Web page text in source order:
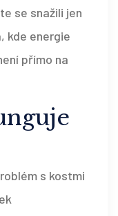
se snažili jen
kde energie
přímo na
s kostmi